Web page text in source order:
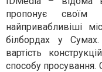
пропонує своїм
найпривабливіші
білбордах у Сумах.
вартість
способу просування.